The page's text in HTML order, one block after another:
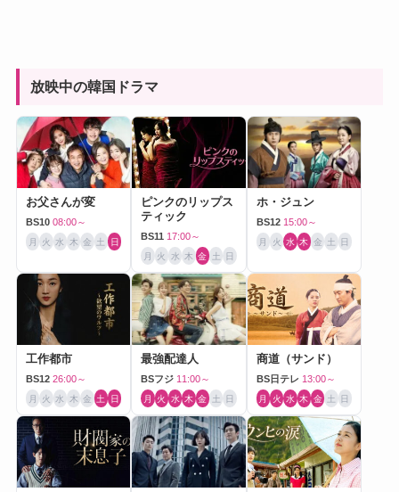
放映中の韓国ドラマ
お父さんが変
BS10 08:00～
月 火 水 木 金 土 日
ピンクのリップス
ティック
BS11 17:00～
月 火 水 木 金 土 日
ホ・ジュン
BS12 15:00～
月 火 水 木 金 土 日
工作都市
BS12 26:00～
月 火 水 木 金 土 日
最強配達人
BSフジ 11:00～
月 火 水 木 金 土 日
商道（サンド）
BS日テレ 13:00～
月 火 水 木 金 土 日